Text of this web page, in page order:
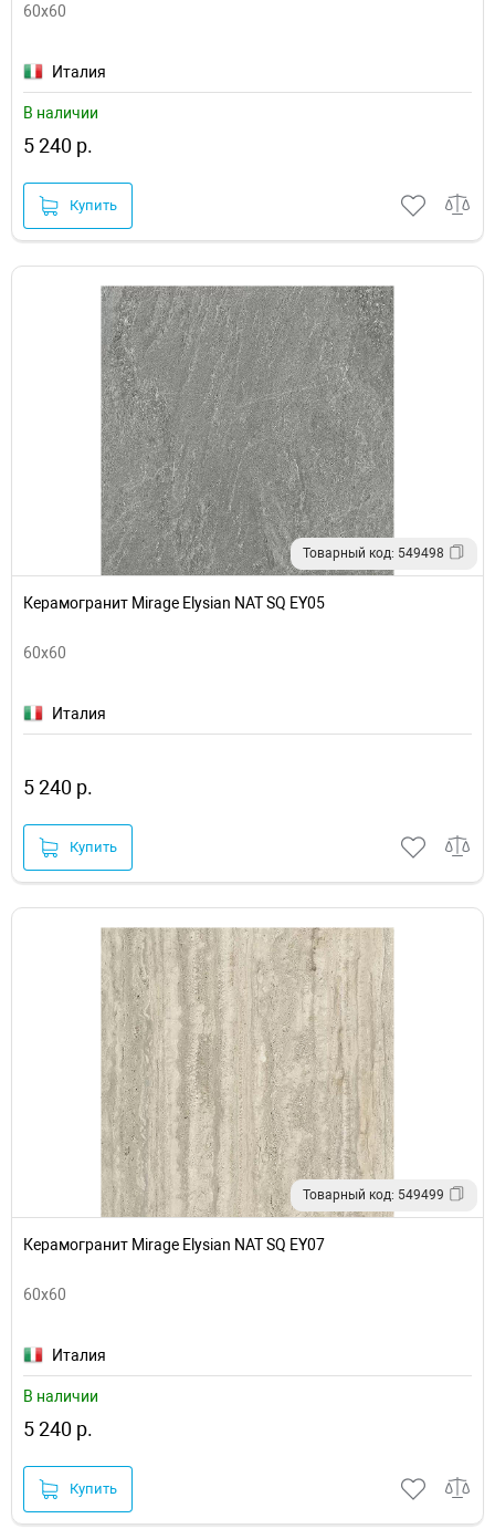
60x60
Италия
В наличии
5 240 р.
Купить
Товарный код: 549498
Керамогранит Mirage Elysian NAT SQ EY05
60x60
Италия
5 240 р.
Купить
Товарный код: 549499
Керамогранит Mirage Elysian NAT SQ EY07
60x60
Италия
В наличии
5 240 р.
Купить